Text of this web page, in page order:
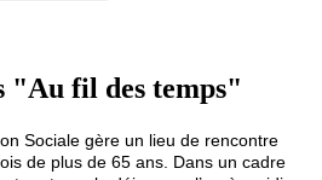
"Au fil des temps"
Sociale gère un lieu de rencontre
de plus de 65 ans. Dans un cadre